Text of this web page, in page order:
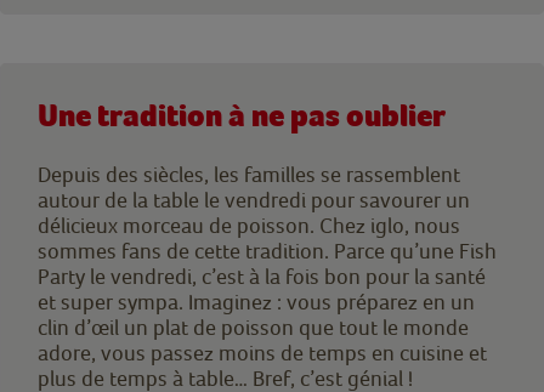
Une tradition à ne pas oublier
Depuis des siècles, les familles se rassemblent
autour de la table le vendredi pour savourer un
délicieux morceau de poisson. Chez iglo, nous
sommes fans de cette tradition. Parce qu’une Fish
Party le vendredi, c’est à la fois bon pour la santé
et super sympa. Imaginez : vous préparez en un
clin d’œil un plat de poisson que tout le monde
adore, vous passez moins de temps en cuisine et
plus de temps à table… Bref, c’est génial !